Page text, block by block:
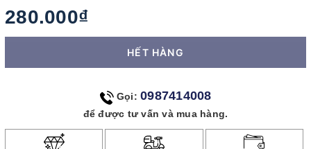
280.000₫
HẾT HÀNG
Gọi: 0987414008
để được tư vấn và mua hàng.